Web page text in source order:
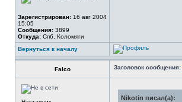
Зарегистрирован: 16 авг 2004
15:05
Сообщения: 3899
Откуда: Спб, Коломяги
Вернуться к началу
Falco Заголовок сообщения:
Nikotin писал(а):